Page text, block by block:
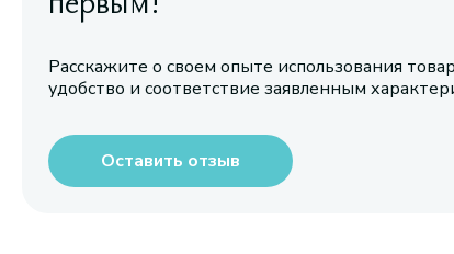
Расскажите о своем опыте использования
удобство и соответствие заявленным
Оставить отзыв